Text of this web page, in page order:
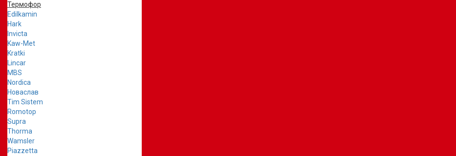
Термофор
Edilkamin
Hark
Invicta
Kaw-Met
Kratki
Lincar
MBS
Nordica
Новаслав
Tim Sistem
Romotop
Supra
Thorma
Wamsler
Piazzetta